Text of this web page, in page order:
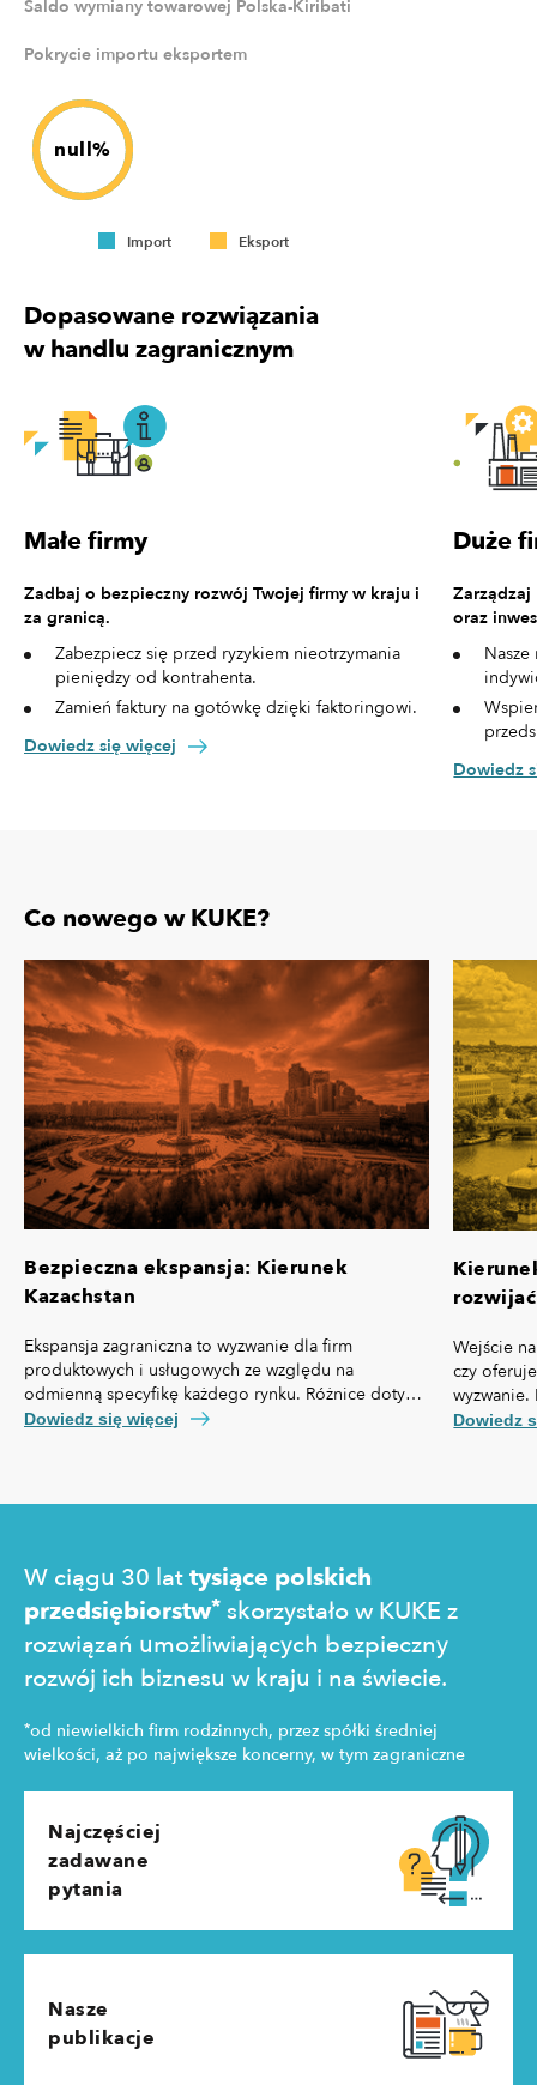
Saldo wymiany towarowej Polska-Kiribati
Pokrycie importu eksportem
null%
Import Eksport
Dopasowane rozwiązania
w handlu zagranicznym
Małe firmy
Zadbaj o bezpieczny rozwój Twojej firmy w kraju i
za granicą.
Zabezpiecz się przed ryzykiem nieotrzymania
pieniędzy od kontrahenta.
Zamień faktury na gotówkę dzięki faktoringowi.
Dowiedz się więcej
Duże
oraz
Dowiedz
Co nowego w KUKE?
Bezpieczna ekspansja: Kierunek
Kazachstan
Ekspansja zagraniczna to wyzwanie dla firm
produktowych i usługowych ze względu na
odmienną specyfikę każdego rynku. Różnice dotyczą
nie tylko przepisów prawa czy technologii, ale też,
Dowiedz się więcej
Wejście
czy
własną
Dowiedz
W ciągu 30 lattysiące polskich
przedsiębiorstw* skorzystało w KUKE z
rozwiązań umożliwiających bezpieczny
rozwój ich biznesu w kraju i na świecie.
*od niewielkich firm rodzinnych, przez spółki średniej
wielkości, aż po największe koncerny, w tym zagraniczne
Najczęściej
zadawane
pytania
Nasze
publikacje